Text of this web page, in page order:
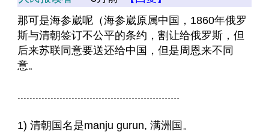
那可是海参崴呢（海参崴原属中国，1860年俄罗
斯与清朝签订不公平的条约，割让给俄罗斯，但
后来苏联同意要送还给中国，但是周恩来不同
意。
......................................................
1) 清朝国名是manju gurun, 满洲国。